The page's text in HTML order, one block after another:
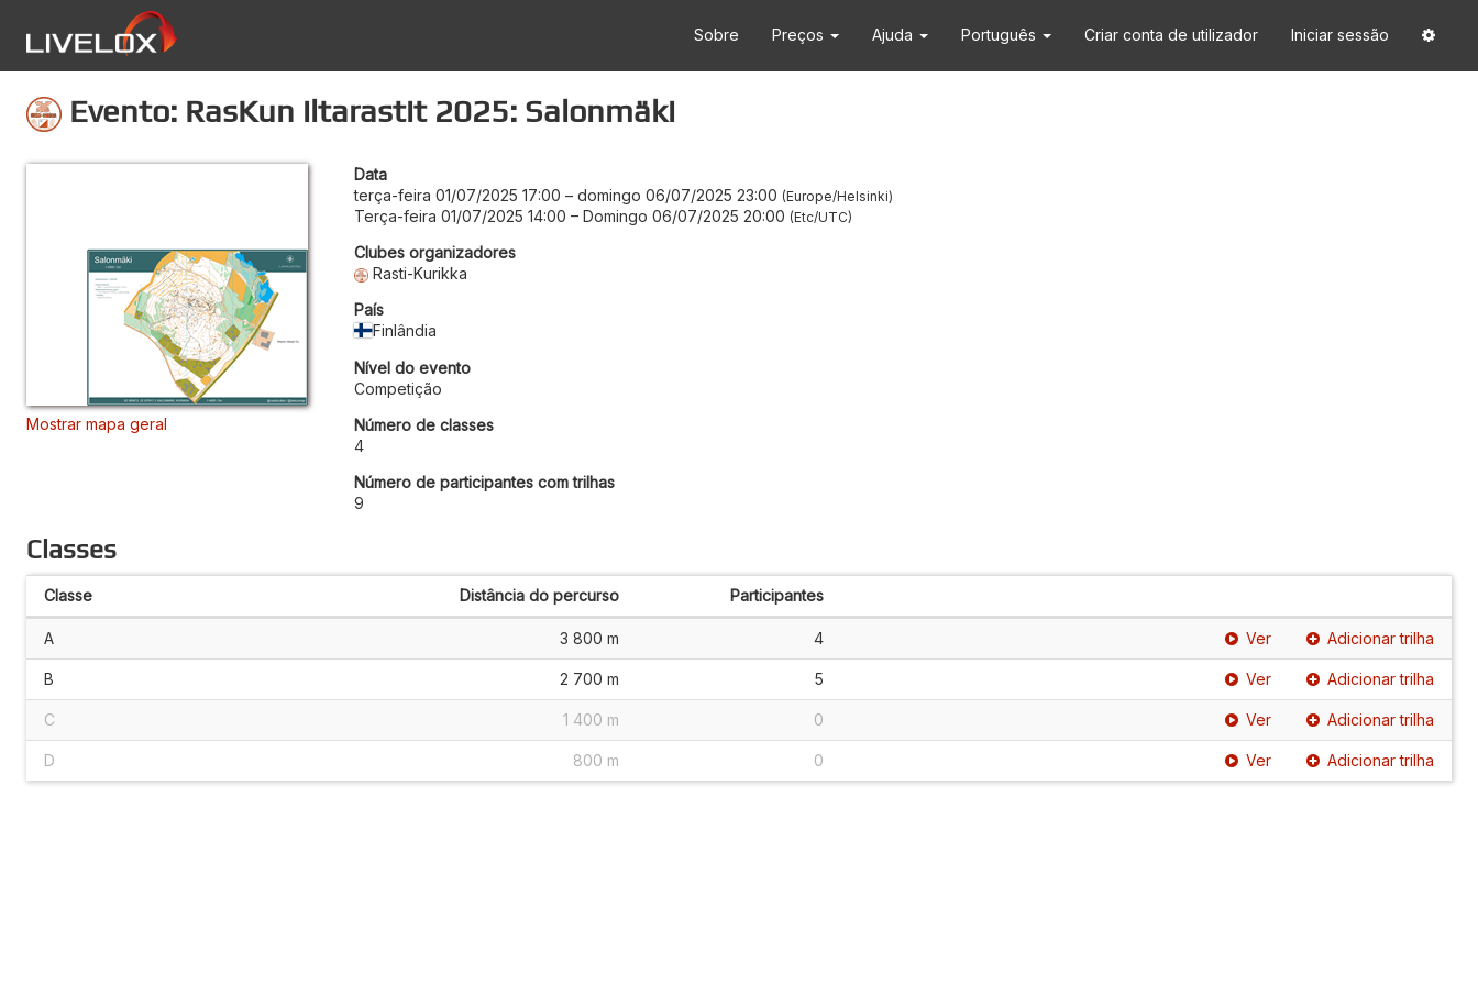
Sobre Preços Ajuda Português Criar conta de utilizador Iniciar sessão
Evento: RasKun iltarastit 2025: Salonmäki
Mostrar mapa geral
Data
terça-feira 01/07/2025 17:00 – domingo 06/07/2025 23:00 Europe/Helsinki
Terça-feira 01/07/2025 14:00 – Domingo 06/07/2025 20:00 Etc/UTC
Clubes organizadores
Rasti-Kurikka
País
Finlândia
Nível do evento
Competição
Número de classes
4
Número de participantes com trilhas
9
Classes
Classe Distância do percurso Participantes
A 3 800 m 4 Ver Adicionar trilha
B 2 700 m 5 Ver Adicionar trilha
C 1 400 m 0 Ver Adicionar trilha
D 800 m 0 Ver Adicionar trilha